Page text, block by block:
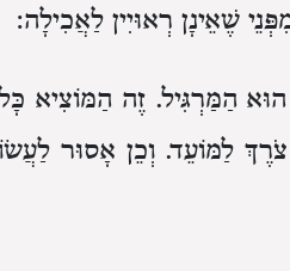
שֶׁאֵינָן רְאוּיִין לַאֲכִילָה:
הַמַּרְגִּיל. זֶה הַמּוֹצִיא
לַמּוֹעֵד. וְכֵן אָסוּר